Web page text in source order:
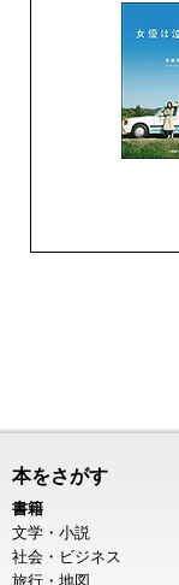
本をさがす
書籍
文学・小説
社会・ビジネス
旅行・地図